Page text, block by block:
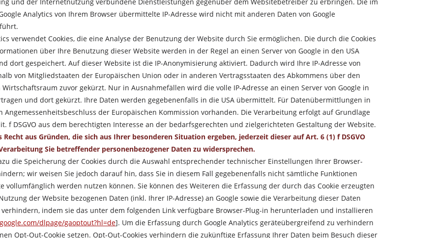
Analytics von Ihrem Browser übermittelte IP-Adresse wird nicht mit anderen Daten von Google
verwendet Cookies, die eine Analyse der Benutzung der Website durch Sie ermöglichen. Die durch die Cookies
über Ihre Benutzung dieser Website werden in der Regel an einen Server von Google in den USA
dort gespeichert. Auf dieser Website ist die IP-Anonymisierung aktiviert. Dadurch wird Ihre IP-Adresse von
von Mitgliedstaaten der Europäischen Union oder in anderen Vertragsstaaten des Abkommens über den
Wirtschaftsraum zuvor gekürzt. Nur in Ausnahmefällen wird die volle IP-Adresse an einen Server von Google in
und dort gekürzt. Ihre Daten werden gegebenenfalls in die USA übermittelt. Für Datenübermittlungen in
Angemessenheitsbeschluss der Europäischen Kommission vorhanden. Die Verarbeitung erfolgt auf Grundlage
f DSGVO aus dem berechtigten Interesse an der bedarfsgerechten und zielgerichteten Gestaltung der Website.
Recht aus Gründen, die sich aus Ihrer besonderen Situation ergeben, jederzeit dieser auf Art. 6 (1) f DSGVO
Sie betreffender personenbezogener Daten zu widersprechen.
die Speicherung der Cookies durch die Auswahl entsprechender technischer Einstellungen Ihrer Browser-
wir weisen Sie jedoch darauf hin, dass Sie in diesem Fall gegebenenfalls nicht sämtliche Funktionen
vollumfänglich werden nutzen können. Sie können des Weiteren die Erfassung der durch das Cookie erzeugten
der Website bezogenen Daten (inkl. Ihrer IP-Adresse) an Google sowie die Verarbeitung dieser Daten
verhindern, indem sie das unter dem folgenden Link verfügbare Browser-Plug-in herunterladen und installieren
dlpage/gaoptout?hl=de]. Um die Erfassung durch Google Analytics geräteübergreifend zu verhindern
Opt-Out-Cookie setzen. Opt-Out-Cookies verhindern die zukünftige Erfassung Ihrer Daten beim Besuch dieser